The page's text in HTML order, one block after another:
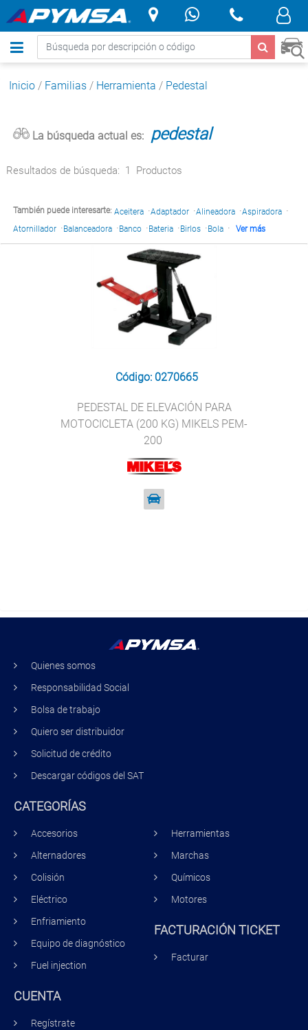
.
Inicio / Familias / Herramienta / Pedestal
La búsqueda actual es: pedestal
Resultados de búsqueda: 1 Productos
También puede interesarte: Aceitera ·Adaptador ·Alineadora ·Aspiradora ·
Atornillador ·Balanceadora ·Banco ·Bateria ·Birlos ·Bola · Ver más
Código: 0270665
PEDESTAL DE ELEVACIÓN PARA
MOTOCICLETA (200 KG) MIKELS PEM-
200
Quienes somos
Responsabilidad Social
Bolsa de trabajo
Quiero ser distribuidor
Solicitud de crédito
Descargar códigos del SAT
CATEGORÍAS
Accesorios
Alternadores
Colisión
Eléctrico
Enfriamiento
Equipo de diagnóstico
Fuel injection
Herramientas
Marchas
Químicos
Motores
FACTURACIÓN TICKET
Facturar
CUENTA
Regístrate